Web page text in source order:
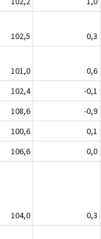
102,5 0,3
101,0 0,6
102,4 -0,1
108,6 -0,9
100,6 0,1
106,6 0,0
104,0 0,3